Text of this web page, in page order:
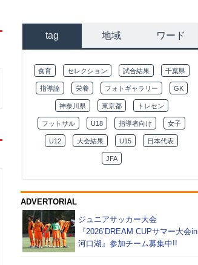
tag 地域 ワード
食育 セレクション 試合結果 千葉県
指導論 栄養 フォトギャラリー GK
神奈川県 東京都 トレセン
フットサル U18 指導者向け 女子
U12 大会結果 U15 日本代表
JFA
ADVERTORIAL
ジュニアサッカー大会
『2026’DREAM CUPサマー大会in
河口湖』参加チーム募集中!!